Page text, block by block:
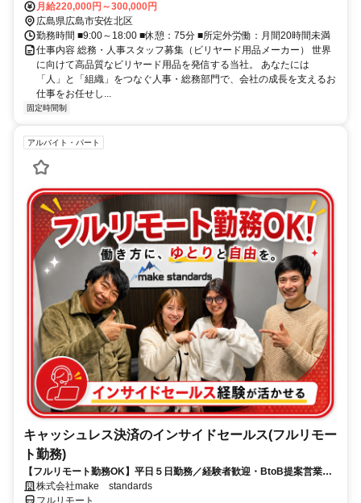
【最寄り駅】 ・ＪＲ芸備線「下深川駅」
月給220,000円～300,000円
広島県広島市安佐北区
勤務時間 ■9:00～18:00 ■休憩：75分 ■所定外労働：月間20時間未満
仕事内容 総務・人事スタッフ募集（ビリヤード用品メーカー） 世界
に向けて高品質なビリヤード用品を発信する当社。 あなたには
「人」と「組織」をつなぐ人事・総務部門で、会社の成長を支えるお
仕事をお任せし...
固定時間制
アルバイト・パート
キャッシュレス決済のインサイドセールス(フルリモー
ト勤務)
【フルリモート勤務OK】平日５日勤務／経験者歓迎・BtoB提案営業で
スキルアップ
株式会社make standards
フルリモート